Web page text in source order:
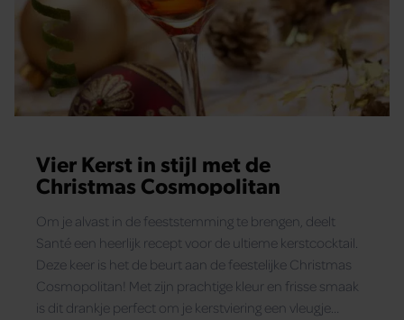
Vier Kerst in stijl met de
Christmas Cosmopolitan
Om je alvast in de feeststemming te brengen, deelt
Santé een heerlijk recept voor de ultieme kerstcocktail.
Deze keer is het de beurt aan de feestelijke Christmas
Cosmopolitan! Met zijn prachtige kleur en frisse smaak
is dit drankje perfect om je kerstviering een vleugje